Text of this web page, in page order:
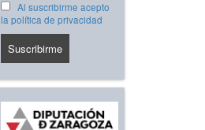
Al suscribirme acepto
la política de privacidad